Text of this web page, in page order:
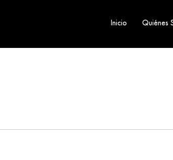
Inicio Quiénes